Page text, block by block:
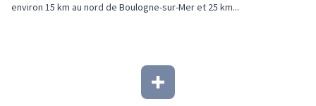
environ 15 km au nord de Boulogne-sur-Mer et 25 km...